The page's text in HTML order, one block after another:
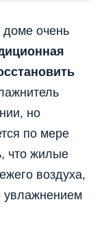
очень
но
по мере
что жилые
воздуха,
увлажнением